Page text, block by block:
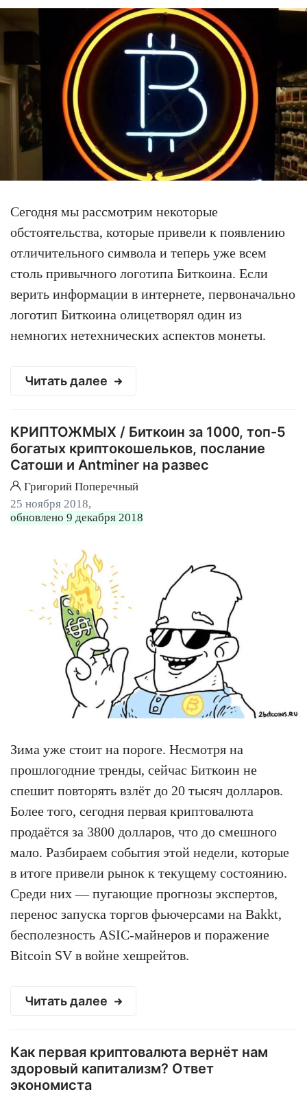
Сегодня мы рассмотрим некоторые
обстоятельства, которые привели к появлению
отличительного символа и теперь уже всем
столь привычного логотипа Биткоина. Если
верить информации в интернете, первоначально
логотип Биткоина олицетворял один из
немногих нетехнических аспектов монеты.
Читать далее
КРИПТОЖМЫХ / Биткоин за 1000, топ-5
богатых криптокошельков, послание
Сатоши и Antminer на развес
Григорий Поперечный
25 ноября 2018,
обновлено 9 декабря 2018
Зима уже стоит на пороге. Несмотря на
прошлогодние тренды, сейчас Биткоин не
спешит повторять взлёт до 20 тысяч долларов.
Более того, сегодня первая криптовалюта
продаётся за 3800 долларов, что до смешного
мало. Разбираем события этой недели, которые
в итоге привели рынок к текущему состоянию.
Среди них — пугающие прогнозы экспертов,
перенос запуска торгов фьючерсами на Bakkt,
бесполезность ASIC-майнеров и поражение
Bitcoin SV в войне хешрейтов.
Читать далее
Как первая криптовалюта вернёт нам
здоровый капитализм? Ответ
экономиста